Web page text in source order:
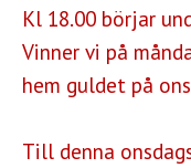
Kl 18.00 börjar
Vinner vi på
hem guldet på
Till denna